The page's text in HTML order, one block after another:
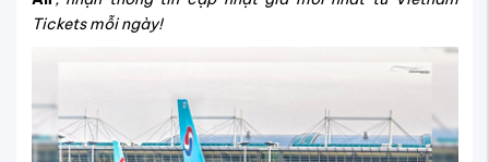
Tickets mỗi ngày!